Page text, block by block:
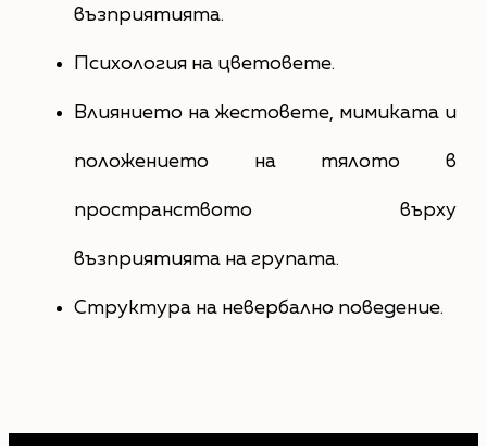
възприятията.
Психология на цветовете.
Влиянието на жестовете, мимиката и
положението на тялото в
пространството върху
възприятията на групата.
Структура на невербално поведение.